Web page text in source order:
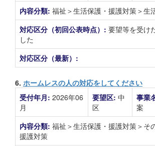
内容分類: 福祉＞生活保護・援護対策＞生
対応区分（初回公表時点）: 要望等を受け
した
対応区分（最新）:
6. ホームレスの人の対応をしてください
受付年月: 2026年06
月
要望区: 中
区
事業
案
内容分類: 福祉＞生活保護・援護対策＞そ
援護対策